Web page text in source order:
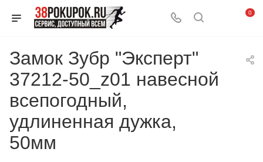
0
Замок Зубр "Эксперт"
37212-50_z01 навесной
всепогодный,
удлиненная дужка,
50мм